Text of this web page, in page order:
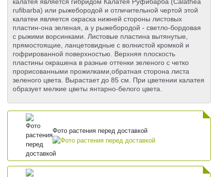
rufibarba) или рыжебородой и отличительной чертой этой
калатеи является окраска нижней стороны листовых
пластин-она зеленая, а у рыжебородой - светло-бордовая
с рыжими ворсинками. Листовые пластина вытянутые,
прямостоящие, ланцетовидные с волнистой кромкой и
гофрированной поверхностью. Верхняя плоскость
пластины окрашена в разные оттенки зеленого с четко
прорисованными прожилками,обратная сторона листа
зеленого цвета. Вырастает до 85 см. При цветении калатея
образует мелкие цветы янтарно-белого цвета.
Фото растения перед доставкой